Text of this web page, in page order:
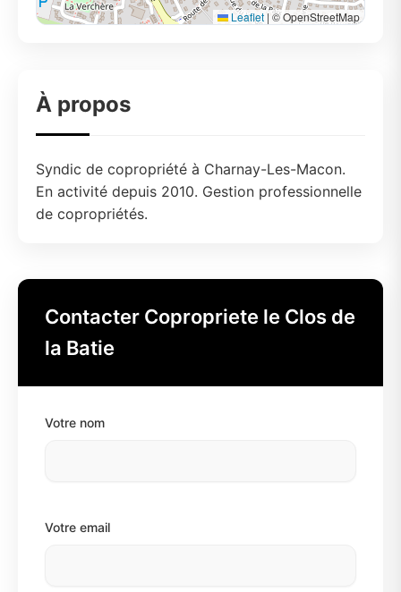
Leaflet |© OpenStreetMap
À propos
Syndic de copropriété à Charnay-Les-Macon.
En activité depuis 2010. Gestion professionnelle
de copropriétés.
Contacter Copropriete le Clos de
la Batie
Votre nom
Votre email